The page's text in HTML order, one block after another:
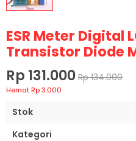
ESR Meter Digital
Transistor Diode
Rp 131.000 Rp 134.000
Hemat Rp 3.000
Stok
Kategori